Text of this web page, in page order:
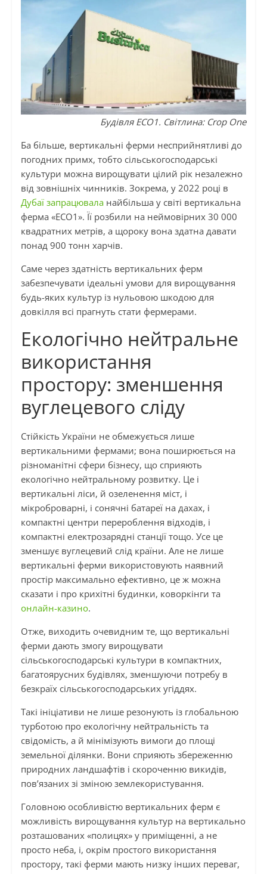
Будівля ECO1. Світлина: Crop One
Ба більше, вертикальні ферми несприйнятливі до
погодних примх, тобто сільськогосподарські
культури можна вирощувати цілий рік незалежно
від зовнішніх чинників. Зокрема, у 2022 році в
Дубаї запрацюваланайбільша у світі вертикальна
ферма «ECO1». Її розбили на неймовірних 30 000
квадратних метрів, а щороку вона здатна давати
понад 900 тонн харчів.
Саме через здатність вертикальних ферм
забезпечувати ідеальні умови для вирощування
будь-яких культур із нульовою шкодою для
довкілля всі прагнуть стати фермерами.
Екологічно нейтральне
використання
простору: зменшення
вуглецевого сліду
Стійкість України не обмежується лише
вертикальними фермами; вона поширюється на
різноманітні сфери бізнесу, що сприяють
екологічно нейтральному розвитку. Це і
вертикальні ліси, й озеленення міст, і
мікроброварні, і сонячні батареї на дахах, і
компактні центри перероблення відходів, і
компактні електрозарядні станції тощо. Усе це
зменшує вуглецевий слід країни. Але не лише
вертикальні ферми використовують наявний
простір максимально ефективно, це ж можна
сказати і про крихітні будинки, коворкінги та
онлайн-казино.
Отже, виходить очевидним те, що вертикальні
ферми дають змогу вирощувати
сільськогосподарські культури в компактних,
багатоярусних будівлях, зменшуючи потребу в
безкраїх сільськогосподарських угіддях.
Такі ініціативи не лише резонують із глобальною
турботою про екологічну нейтральність та
свідомість, а й мінімізують вимоги до площі
земельної ділянки. Вони сприяють збереженню
природних ландшафтів і скороченню викидів,
пов’язаних зі зміною землекористування.
Головною особливістю вертикальних ферм є
можливість вирощування культур на вертикально
розташованих «полицях» у приміщенні, а не
просто неба, і, окрім простого використання
простору, такі ферми мають низку інших переваг,